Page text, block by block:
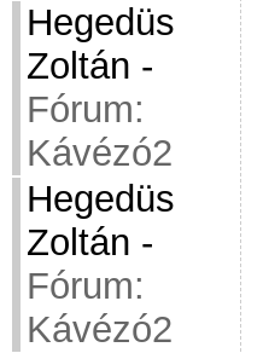
Hegedüs
Zoltán -
Fórum:
Kávézó2
Hegedüs
Zoltán -
Fórum:
Kávézó2